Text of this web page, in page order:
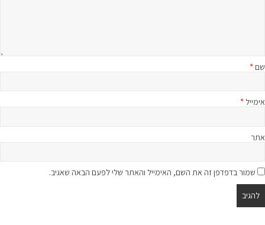
שם*
אימייל *
אתר
שמור בדפדפן זה את השם, האימייל והאתר שלי לפעם הבאה שאגיב.